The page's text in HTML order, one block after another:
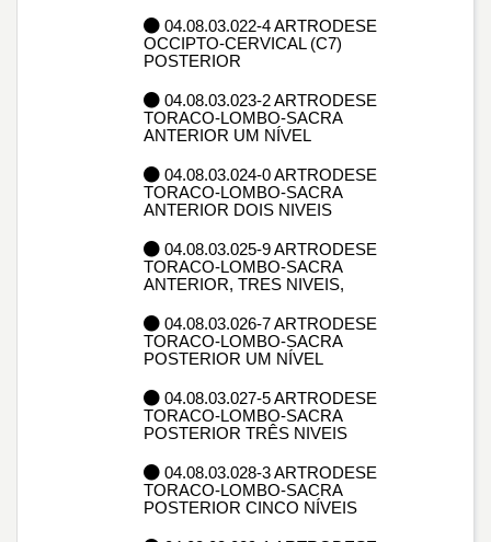
04.08.03.022-4 ARTRODESE
OCCIPTO-CERVICAL (C7)
POSTERIOR
04.08.03.023-2 ARTRODESE
TORACO-LOMBO-SACRA
ANTERIOR UM NÍVEL
04.08.03.024-0 ARTRODESE
TORACO-LOMBO-SACRA
ANTERIOR DOIS NIVEIS
04.08.03.025-9 ARTRODESE
TORACO-LOMBO-SACRA
ANTERIOR, TRES NIVEIS,
04.08.03.026-7 ARTRODESE
TORACO-LOMBO-SACRA
POSTERIOR UM NÍVEL
04.08.03.027-5 ARTRODESE
TORACO-LOMBO-SACRA
POSTERIOR TRÊS NIVEIS
04.08.03.028-3 ARTRODESE
TORACO-LOMBO-SACRA
POSTERIOR CINCO NÍVEIS